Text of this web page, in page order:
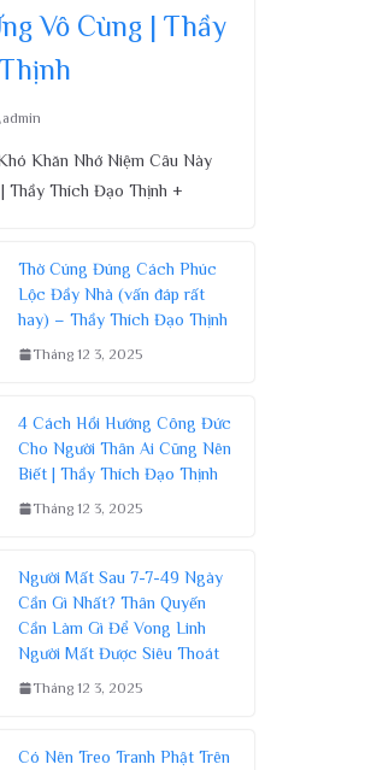
Vô Cùng | Thầy
admin
Khăn Nhớ Niệm Câu Này
Thầy Thích Đạo Thịnh +
Thờ Cúng Đúng Cách Phúc
Lộc Đầy Nhà (vấn đáp rất
hay) – Thầy Thích Đạo Thịnh
Tháng 12 3, 2025
4 Cách Hồi Hướng Công Đức
Cho Người Thân Ai Cũng Nên
Biết | Thầy Thích Đạo Thịnh
Tháng 12 3, 2025
Người Mất Sau 7-7-49 Ngày
Cần Gì Nhất? Thân Quyến
Cần Làm Gì Để Vong Linh
Người Mất Được Siêu Thoát
Tháng 12 3, 2025
Có Nên Treo Tranh Phật Trên